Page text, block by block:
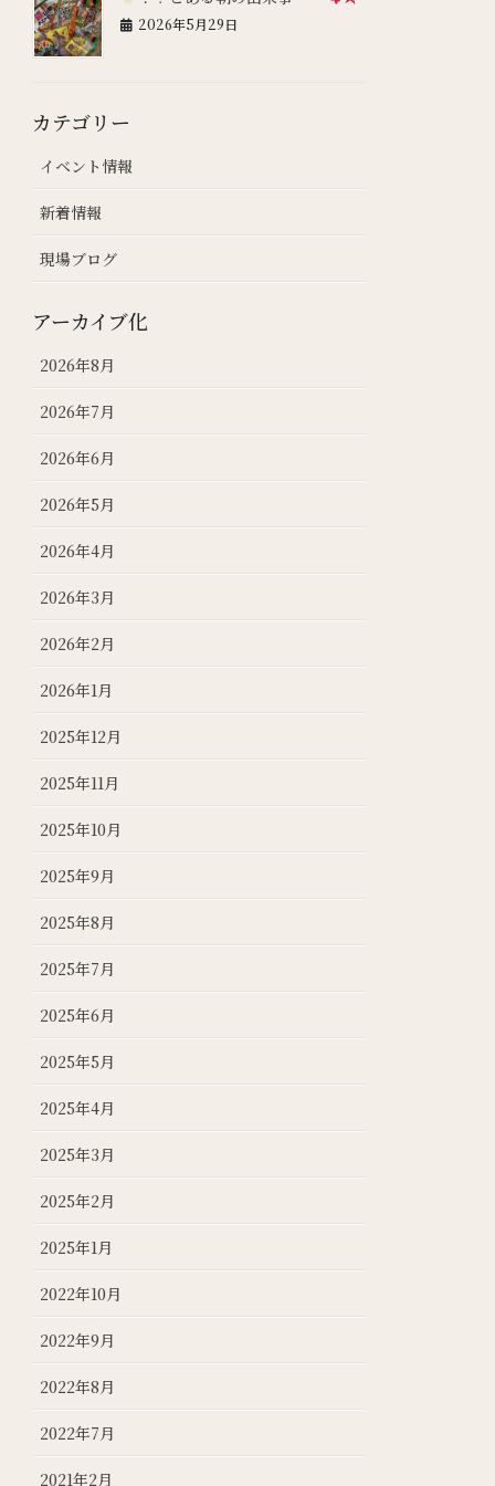
2026年5月29日
カテゴリー
イベント情報
新着情報
現場ブログ
アーカイブ化
2026年8月
2026年7月
2026年6月
2026年5月
2026年4月
2026年3月
2026年2月
2026年1月
2025年12月
2025年11月
2025年10月
2025年9月
2025年8月
2025年7月
2025年6月
2025年5月
2025年4月
2025年3月
2025年2月
2025年1月
2022年10月
2022年9月
2022年8月
2022年7月
2021年2月